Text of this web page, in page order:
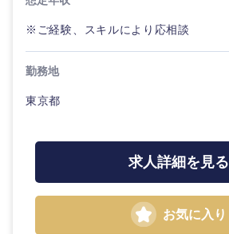
※ご経験、スキルにより応相談
勤務地
東京都
求人詳細を見る
お気に入り